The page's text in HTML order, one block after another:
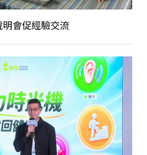
會促經驗交流